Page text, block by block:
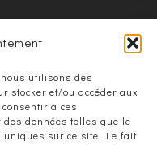
utilisons des
stocker et/ou accéder aux
à ces
données telles que le
sur ce site. Le fait